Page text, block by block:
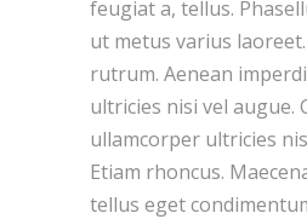
feugiat a, tellus.
ut metus varius
rutrum. Aenean
ultricies nisi vel augue.
ullamcorper ultricies
Etiam rhoncus.
tellus eget